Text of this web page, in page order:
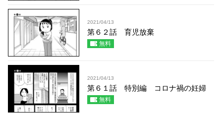
2021/04/13
第６２話 育児放棄
無料
2021/04/13
第６１話 特別編 コロナ禍の妊婦
無料